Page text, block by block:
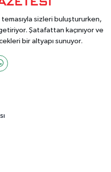
sizleri buluştururken,
Şatafattan kaçınıyor ve
bir altyapı sunuyor.